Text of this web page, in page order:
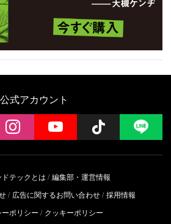
公式アカウント
instagramYouTube Follow
テックとは
編集部・運営情報
広告に関するお問い合わせ 採用情報
ポリシー
クッキーポリシー